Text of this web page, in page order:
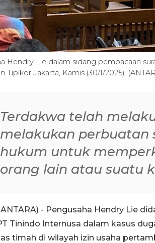
Hendry Lie dalam sidang pembacaan
Tipikor Jakarta, Kamis (30/1/2025).
Terdakwa telah
melakukan perbuatan
hukum untuk
orang lain atau suatu
- Pengusaha Hendry Lie
Tinindo Internusa dalam kasus
timah di wilayah izin usaha